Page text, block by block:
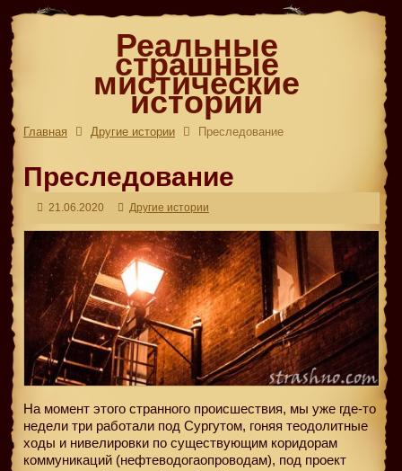
Реальные
страшные
мистические
истории
Главная Другие истории Преследование
Преследование
21.06.2020 Другие истории
На момент этого странного происшествия, мы уже где-то
недели три работали под Сургутом, гоняя теодолитные
ходы и нивелировки по существующим коридорам
коммуникаций (нефтеводогаопроводам), под проект